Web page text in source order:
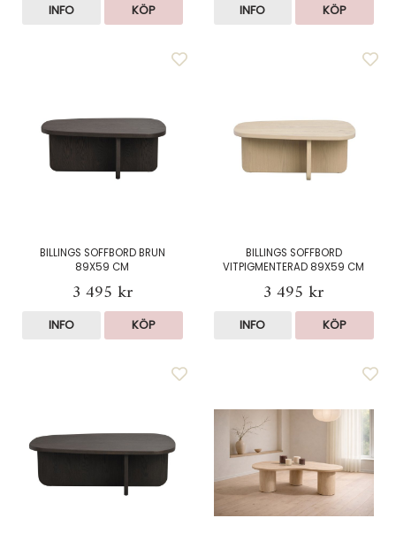
INFO KÖP INFO KÖP
BILLINGS SOFFBORD BRUN
89X59 CM
3 495 kr
INFO KÖP
BILLINGS SOFFBORD
VITPIGMENTERAD 89X59 CM
3 495 kr
INFO KÖP